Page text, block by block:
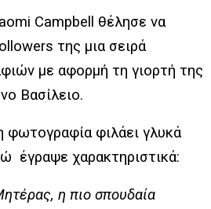
Campbell θέλησε να
της μια σειρά
με αφορμή τη γιορτή της
Βασίλειο.
φωτογραφία φιλάει γλυκά
έγραψε χαρακτηριστικά:
η πιο σπουδαία